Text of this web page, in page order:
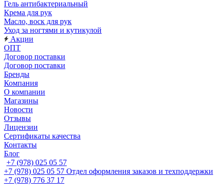
Гель антибактериальный
Крема для рук
Масло, воск для рук
Уход за ногтями и кутикулой
Акции
ОПТ
Договор поставки
Договор поставки
Бренды
Компания
О компании
Магазины
Новости
Отзывы
Лицензии
Сертификаты качества
Контакты
Блог
+7 (978) 025 05 57
+7 (978) 025 05 57 Отдел оформления заказов и техподдержки
+7 (978) 776 37 17